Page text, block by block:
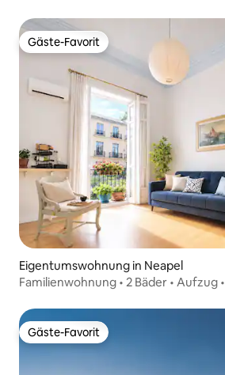
Gäste-Favorit
Gäste-Favorit
Eigentumswohnung in Neapel
Familienwohnung • 2 Bäder • Aufzug
Gäste-Favorit
Gäste-Favorit